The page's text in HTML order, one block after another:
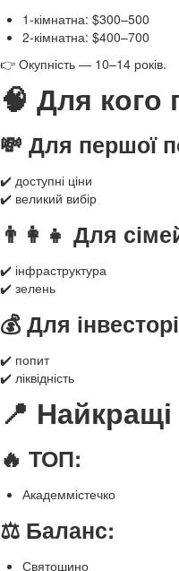
1-кімнатна: $300–500
2-кімнатна: $400–700
👉 Окупність — 10–14 років.
🧠 Для кого
💸 Для першої
✔️ доступні ціни
✔️ великий вибір
👨‍👩‍👧 Для
✔️ інфраструктура
✔️ зелень
💰 Для
✔️ попит
✔️ ліквідність
📍 Найкращі
🔥 ТОП:
Академмістечко
⚖️ Баланс:
Святошино